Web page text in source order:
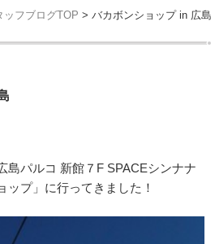
ッフブログTOP > バカボンショップ in 広島
島パルコ 新館７F SPACEシンナナ
ップ」に行ってきました！